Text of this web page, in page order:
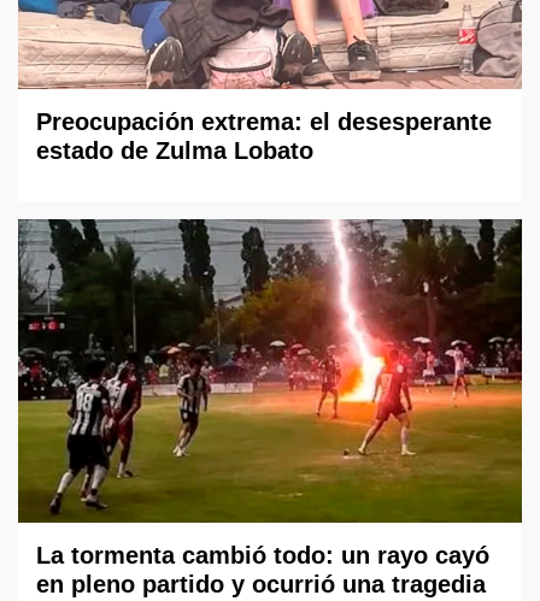
Preocupación extrema: el desesperante
estado de Zulma Lobato
La tormenta cambió todo: un rayo cayó
en pleno partido y ocurrió una tragedia